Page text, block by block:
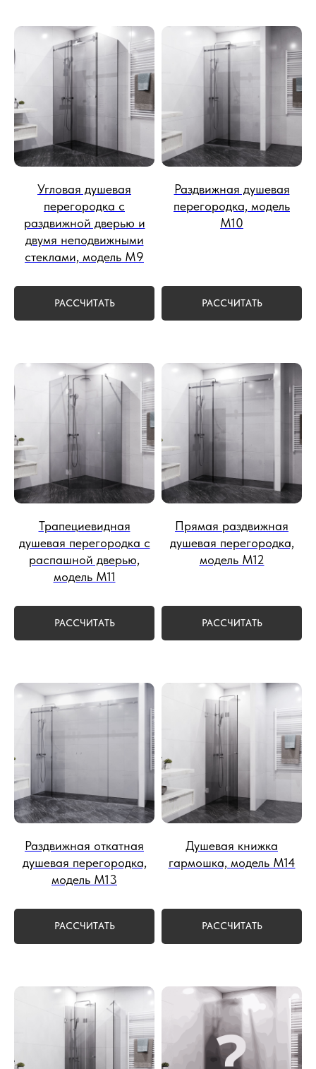
Угловая душевая
перегородка с
раздвижной дверью и
двумя неподвижными
стеклами, модель М9
РАССЧИТАТЬ
Раздвижная душевая
перегородка, модель
М10
РАССЧИТАТЬ
Трапециевидная
душевая перегородка с
распашной дверью,
модель М11
РАССЧИТАТЬ
Прямая раздвижная
душевая перегородка,
модель М12
РАССЧИТАТЬ
Раздвижная откатная
душевая перегородка,
модель М13
РАССЧИТАТЬ
Душевая книжка
гармошка, модель М14
РАССЧИТАТЬ